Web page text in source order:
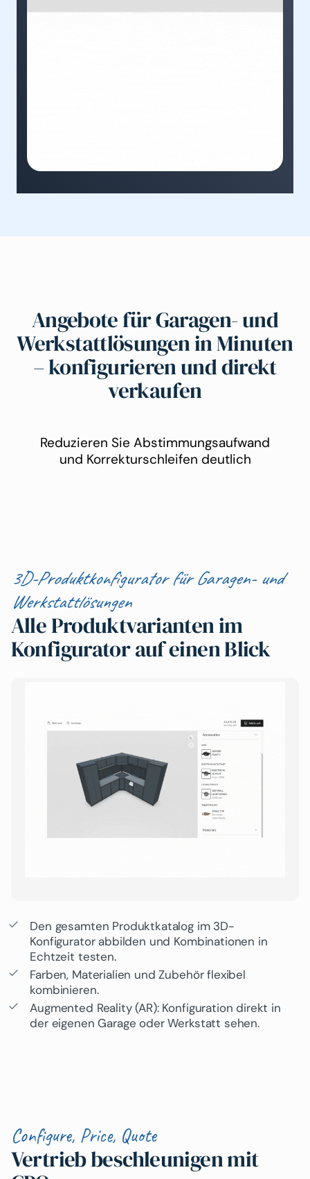
Angebote für Garagen- und
Werkstattlösungen in Minuten
– konfigurieren und direkt
verkaufen
Reduzieren Sie Abstimmungsaufwand
und Korrekturschleifen deutlich
3D-Produktkonfigurator für Garagen- und
Werkstattlösungen
Alle Produktvarianten im
Konfigurator auf einen Blick
Den gesamten Produktkatalog im 3D-
Konfigurator abbilden und Kombinationen in
Echtzeit testen.
Farben, Materialien und Zubehör flexibel
kombinieren.
Augmented Reality (AR): Konfiguration direkt in
der eigenen Garage oder Werkstatt sehen.
Configure, Price, Quote
Vertrieb beschleunigen mit